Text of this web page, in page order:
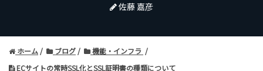
佐藤 嘉彦
ホーム ブログ
機能・インフラ
ECサイトの常時SSL化とSSL証明書の種類について